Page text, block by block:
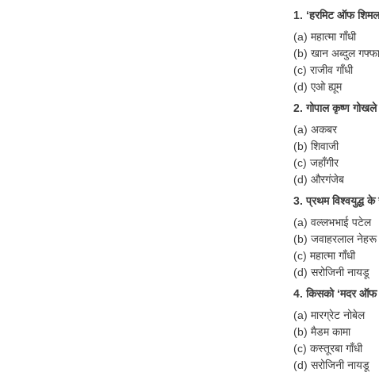
1. ‘हरमिट ऑफ
(a) महात्मा गाँधी
(b) खान अब्दुल
(c) राजीव गाँधी
(d) एओ ह्यूम
2. गोपाल कृष्ण
(a) अकबर
(b) शिवाजी
(c) जहाँगीर
(d) औरगंजेब
3. प्रथम विश्वयुद्ध के
(a) वल्लभभाई पटेल
(b) जवाहरलाल नेहरू
(c) महात्मा गाँधी
(d) सरोजिनी नायडू
4. किसको ‘मदर ऑफ
(a) मारग्रेट नोबेल
(b) मैडम कामा
(c) कस्तूरबा गाँधी
(d) सरोजिनी नायडू